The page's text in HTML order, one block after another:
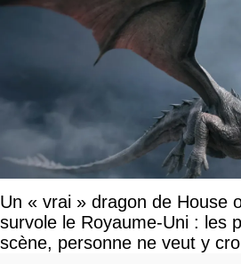
Un « vrai » dragon de House
survole le Royaume-Uni : les
scène, personne ne veut y